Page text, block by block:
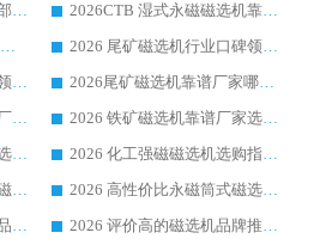
2026 高精度粉料磁选机头部厂家选购指南 行业口碑靠谱品牌推荐 领域强者华体会手机网页版-华体会(中国) 解析
2026CTB 湿式永磁磁选机靠谱厂家实力排行榜 铁矿选矿设备采购全流程选购指南
2026 CTB 湿式永磁磁选机选购指南|行业口碑良好品牌推荐，领域强者华体会手机网页版-华体会(中国)
2026 尾矿磁选机行业口碑领域强者，源头直供国内主流厂家华体会手机网页版-华体会(中国) 一站式服务
2026 尾矿磁选机行业口碑领域强者，源头直供国内主流厂家华体会手机网页版-华体会(中国) 一站式服务
2026尾矿磁选机靠谱厂家哪家好 行业口碑领域强者华体会手机网页版-华体会(中国) 推荐
2026 国内主流铁矿磁选机厂家选购指南|行业口碑好品牌推荐，领域强者华体会手机网页版-华体会(中国)
2026 铁矿磁选机靠谱厂家选购全攻略 行业标杆华体会手机网页版-华体会(中国) 设备性价比出众
2026 铁矿磁选机靠谱厂家选购指南，领域强者华体会手机网页版-华体会(中国) 铁矿磁选机性价比高
2026 化工强磁磁选机选购指南 5 家行业口碑靠谱厂家领域强者推荐
2026 选矿老板必看永磁筒磁选机推荐 行业头部品牌口碑设备选购全攻略
2026 高性价比永磁筒式磁选机品牌盘点 行业强者口碑实测选购完整指南
2026 高分永磁筒式磁选机品牌推荐 选矿设备强者对比测评采购避坑全攻略
2026 评价高的磁选机品牌推荐选购指南，永磁筒式磁选机设备领域强者全景行业口碑解析